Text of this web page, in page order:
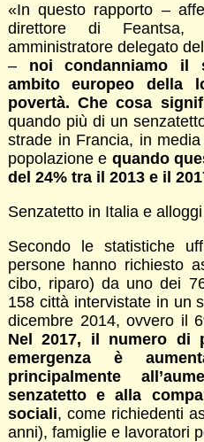
«In questo rapporto –
direttore di Feantsa,
amministratore delegato
– noi condanniamo il
ambito europeo della
povertà. Che cosa
quando più di un
strade in Francia, in
popolazione e quando
del 24% tra il 2013 e il
Senzatetto in Italia e
Secondo le statistiche
persone hanno richiesto
cibo, riparo) da uno dei
158 città intervistate in un
dicembre 2014, ovvero il
Nel 2017, il numero
emergenza è
principalmente
senzatetto e alla
sociali, come richiedenti
anni), famiglie e lavoratori